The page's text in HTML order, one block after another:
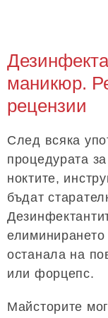
маникюр.
рецензии
След всяка
процедурата
ноктите,
бъдат
останала на
или форцепс.
Майсторите